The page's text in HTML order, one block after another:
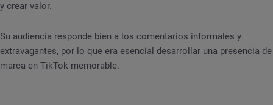
y crear valor.
Su audiencia responde bien a los comentarios informales y
extravagantes, por lo que era esencial desarrollar una presencia de
marca en TikTok memorable.